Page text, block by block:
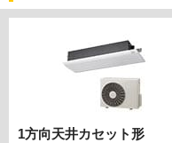
1方向天井カセット形